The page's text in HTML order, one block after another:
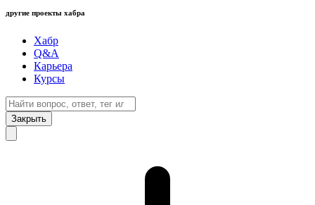
другие проекты хабра
Хабр
Q&A
Карьера
Курсы
Закрыть